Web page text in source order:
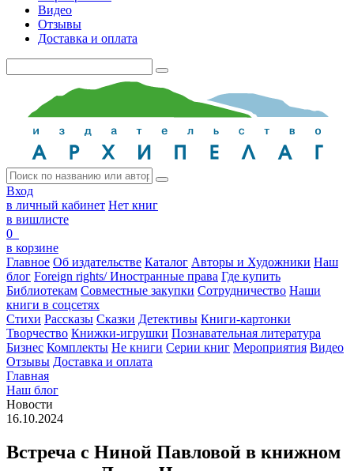
Видео
Отзывы
Доставка и оплата
Вход
в личный кабинет Нет книг
в вишлисте
0
в корзине
Главное Об издательстве Каталог Авторы и Художники Наш
блог Foreign rights/ Иностранные права Где купить
Библиотекам Совместные закупки Сотрудничество Наши
книги в соцсетях
Стихи Рассказы Сказки Детективы Книги-картонки
Творчество Книжки-игрушки Познавательная литература
Бизнес Комплекты Не книги Серии книг Мероприятия Видео
Отзывы Доставка и оплата
Главная
Наш блог
Новости
16.10.2024
Встреча с Ниной Павловой в книжном